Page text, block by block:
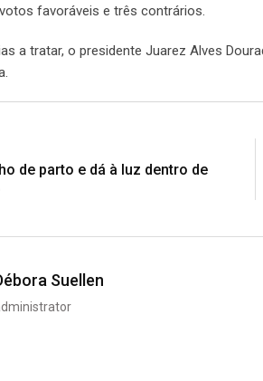
favoráveis e três contrários.
a tratar, o presidente Juarez Alves
de parto e dá à luz dentro de
Suellen